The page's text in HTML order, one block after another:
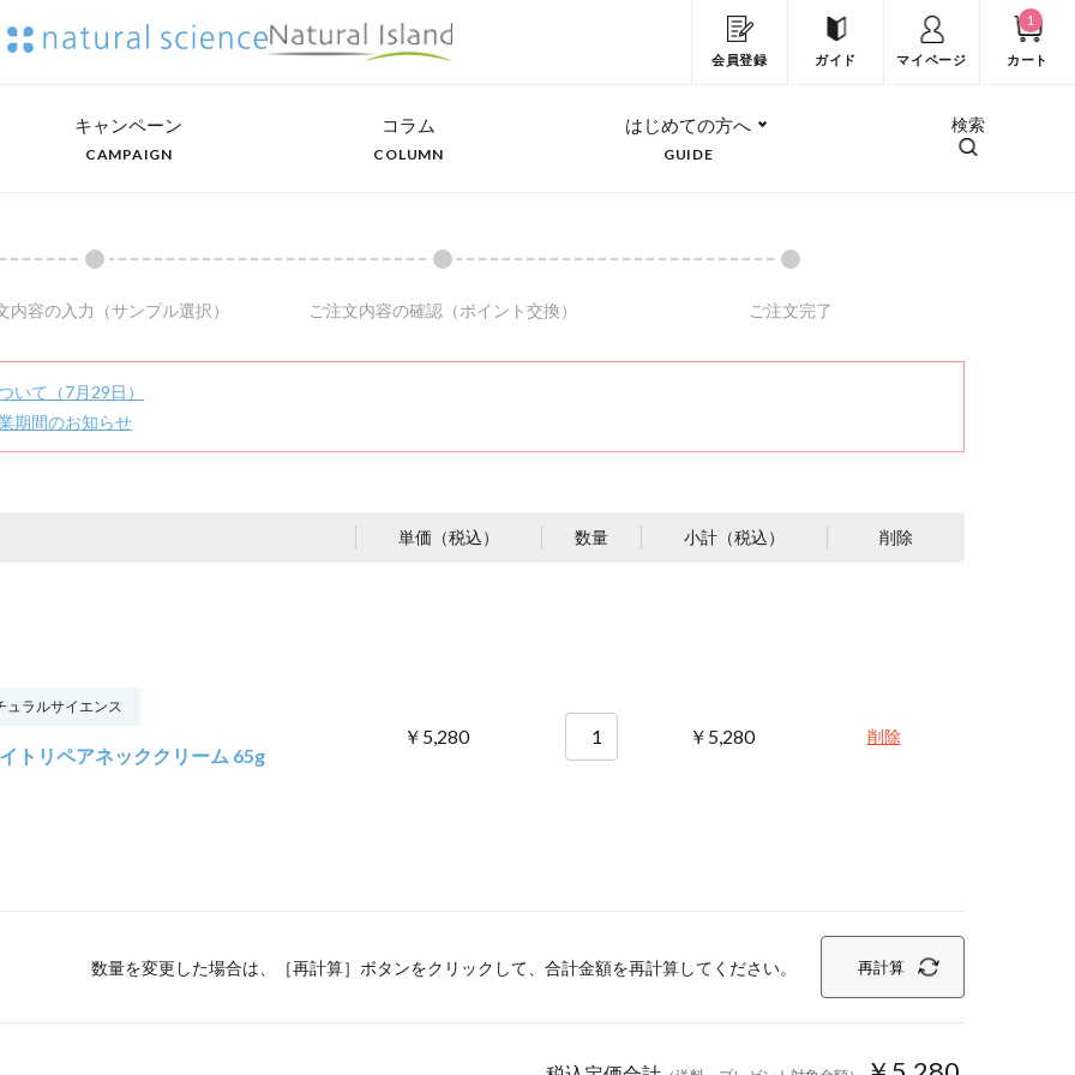
会員登録 ガイド マイページ
1
カート
キャンペーン
CAMPAIGN
コラム
COLUMN
はじめての方へ
GUIDE
検索
内容の入力 （サンプル選択） ご注文内容の確認 （ポイント交換） ご注文完了
いて（7月29日）
期間のお知らせ
単価（税込） 数量 小計（税込） 削除
ュラルサイエンス
トリペアネッククリーム 65g
￥5,280 ￥5,280 削除
数量を変更した場合は、［再計算］ボタンをクリックして、合計金額を再計算してください。 再計算